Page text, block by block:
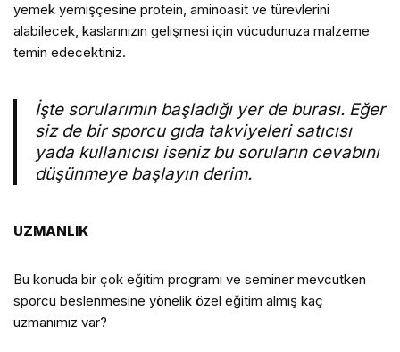
yemek yemişçesine protein, aminoasit ve türevlerini
alabilecek, kaslarınızın gelişmesi için vücudunuza malzeme
temin edecektiniz.
İşte sorularımın başladığı yer de burası. Eğer
siz de bir sporcu gıda takviyeleri satıcısı
yada kullanıcısı iseniz bu soruların cevabını
düşünmeye başlayın derim.
UZMANLIK
Bu konuda bir çok eğitim programı ve seminer mevcutken
sporcu beslenmesine yönelik özel eğitim almış kaç
uzmanımız var?